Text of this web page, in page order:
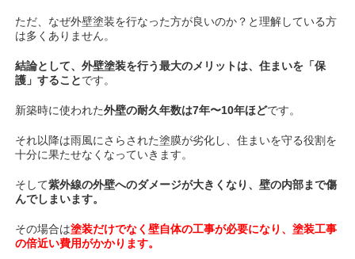
ただ、なぜ外壁塗装を行なった方が良いのか？と理解している方
は多くありません。
結論として、外壁塗装を行う最大のメリットは、住まいを「保
護」することです。
新築時に使われた外壁の耐久年数は7年〜10年ほどです。
それ以降は雨風にさらされた塗膜が劣化し、住まいを守る役割を
十分に果たせなくなっていきます。
そして紫外線の外壁へのダメージが大きくなり、壁の内部まで傷
んでしまいます。
その場合は塗装だけでなく壁自体の工事が必要になり、塗装工事
の倍近い費用がかかります。